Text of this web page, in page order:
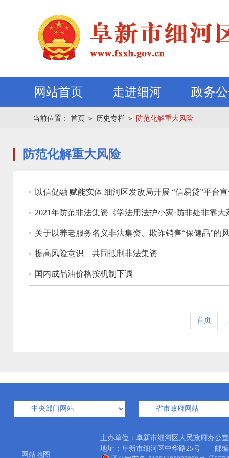
网站首页 走进细河 政务
当前位置： 首页 ＞ 历史专栏 ＞ 防范化解重大风险
防范化解重大风险
以信促融 赋能实体 细河区发改局开展 “信易贷”平台
2021年防范非法集资《学法用法护小家·防非处非靠
关于以养老服务名义非法集资、欺诈销售“保健品”的
提高风险意识 共同抵制非法集资
国内成品油价格按机制下调
首页
网站地图
主办单位：阜新市细河区人民政府办
地址：阜新市细河区中华路25号 邮